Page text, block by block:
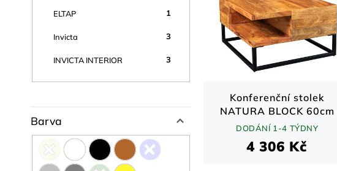
ELTAP 1
Invicta 3
INVICTA INTERIOR 3
Barva
Konferenční stolek
NATURA BLOCK 60cm
sheesham
DODÁNÍ 1-4 TÝDNY
4 306 Kč